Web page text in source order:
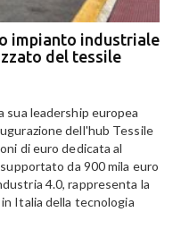
impianto industriale
del tessile
leadership europea
dell'hub Tessile
di euro dedicata al
da 900 mila euro
4.0, rappresenta la
Italia della tecnologia